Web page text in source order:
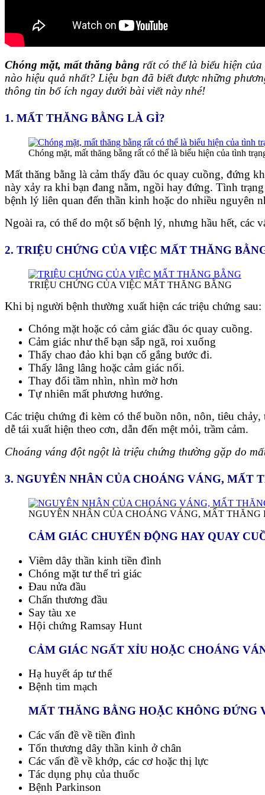
Chóng mặt, mất thăng bằng rất có thể là biểu hiện
nào hiệu quả nhất? Liệu bạn đã biết được những
thông tin bổ ích ngay dưới bài viết này nhé!
1. MẤT THĂNG BẰNG LÀ GÌ?
Chóng mặt, mất thăng bằng rất có thể là biểu hiện của tình
Mất thăng bằng là cảm thấy đầu óc quay cuồng, đứng
này xảy ra khi bạn đang nằm, ngồi hay đứng. Tình
bệnh lý liên quan đến thần kinh hoặc do nhiều nguyên
Ngoài ra, có thể do một số bệnh lý, nhưng hầu hết, các
2. TRIỆU CHỨNG CỦA VIỆC MẤT THĂNG
TRIỆU CHỨNG CỦA VIỆC MẤT THĂNG BẰNG
Khi bị người bệnh thường xuất hiện các triệu chứng sau:
Chóng mặt hoặc có cảm giác đầu óc quay cuồng.
Cảm giác như thể bạn sắp ngã, roi xuống
Thấy chao đảo khi bạn cố gắng bước đi.
Thấy lâng lâng hoặc cảm giác nổi.
Thay đổi tầm nhìn, nhìn mờ hơn
Tự nhiên mất phương hướng.
Các triệu chứng đi kèm có thể buồn nôn, nôn, tiêu
dễ tái xuất hiện theo cơn, dẫn đến mệt mỏi, trầm cảm.
Choáng váng đột ngột là triệu chứng thường gặp do
3. NGUYÊN NHÂN CỦA CHOÁNG VÁNG, MẤT
NGUYÊN NHÂN CỦA CHOÁNG VÁNG, MẤT THĂNG
CẢM GIÁC CHUYỂN ĐỘNG HAY QUAY
Viêm dây thần kinh tiền đình
Chóng mặt tư thế tri giác
Đau nửa đầu
Chấn thương đầu
Say tàu xe
Hội chứng Ramsay Hunt
CẢM GIÁC NGẤT XỈU HOẶC CHOÁNG
Hạ huyết áp tư thế
Bệnh tim mạch
MẤT THĂNG BẰNG HOẶC KHÔNG
Các vấn đề về tiền đình
Tổn thương dây thần kinh ở chân
Các vấn đề về khớp, các cơ hoặc thị lực
Tác dụng phụ của thuốc
Bệnh Parkinson